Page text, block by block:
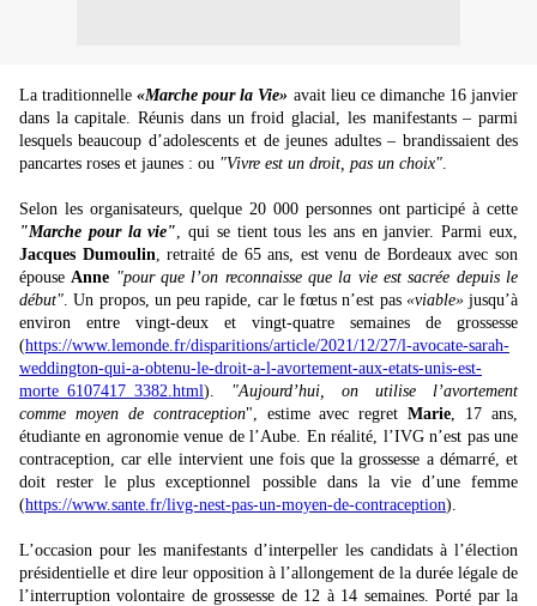
La traditionnelle«Marche pour la Vie» avait lieu ce dimanche 16 janvier
dans la capitale. Réunis dans un froid glacial, les manifestants – parmi
lesquels beaucoup d’adolescents et de jeunes adultes – brandissaient des
pancartes roses et jaunes : ou "Vivre est un droit, pas un choix".
Selon les organisateurs, quelque 20 000 personnes ont participé à cette
"Marche pour la vie", qui se tient tous les ans en janvier. Parmi eux,
Jacques Dumoulin, retraité de 65 ans, est venu de Bordeaux avec son
épouseAnne "pour que l’on reconnaisse que la vie est sacrée depuis le
début". Un propos, un peu rapide, car le fœtus n’est pas «viable»jusqu’à
environ entre vingt-deux et vingt-quatre semaines de grossesse
(https://www.lemonde.fr/disparitions/article/2021/12/27/l-avocate-sarah-
weddington-qui-a-obtenu-le-droit-a-l-avortement-aux-etats-unis-est-
morte_6107417_3382.html). "Aujourd’hui, on utilise l’avortement
comme moyen de contraception", estime avec regretMarie, 17 ans,
étudiante en agronomie venue de l’Aube. En réalité, l’IVG n’est pas une
contraception, car elle intervient une fois que la grossesse a démarré, et
doit rester le plus exceptionnel possible dans la vie d’une femme
(https://www.sante.fr/livg-nest-pas-un-moyen-de-contraception).
L’occasion pour les manifestants d’interpeller les candidats à l’élection
présidentielle et dire leur opposition à l’allongement de la durée légale de
l’interruption volontaire de grossesse de 12 à 14 semaines. Porté par la